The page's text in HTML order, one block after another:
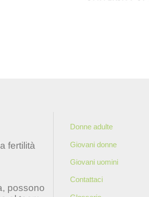
fertilità
possono
Donne adulte
Giovani donne
Giovani uomini
Contattaci